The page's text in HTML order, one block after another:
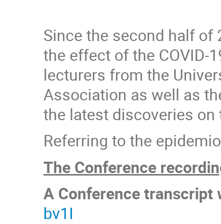
Since the second half of
the effect of the COVID-
lecturers from the
Association as well as
the latest discoveries
Referring to the
The Conference
A Conference
bv1I